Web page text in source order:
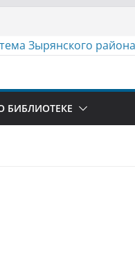
БИБЛИОТЕКЕ